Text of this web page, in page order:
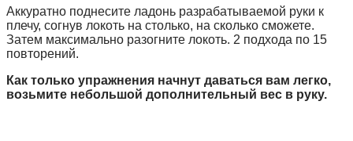
Аккуратно поднесите ладонь разрабатываемой руки к
плечу, согнув локоть на столько, на сколько сможете.
Затем максимально разогните локоть. 2 подхода по 15
повторений.
Как только упражнения начнут даваться вам легко,
возьмите небольшой дополнительный вес в руку.